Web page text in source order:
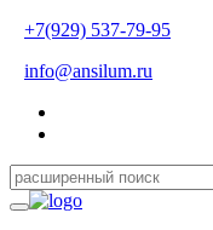
+7(929) 537-79-95
info@ansilum.ru